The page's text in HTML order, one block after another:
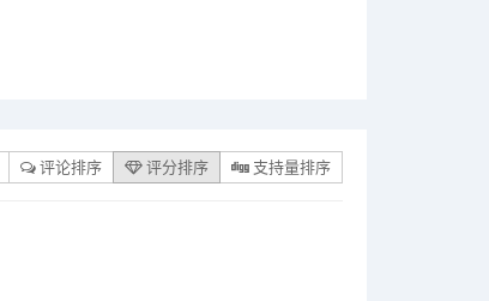
评论排序 评分排序 支持量排序